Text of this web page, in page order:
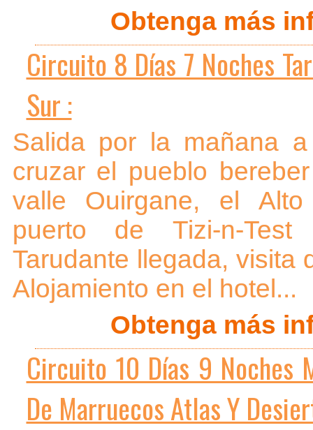
Obtenga más
Circuito 8 Días 7 Noches
Sur :
Salida por la mañana a
cruzar el pueblo
valle Ouirgane, el
puerto de Tizi-n-
Tarudante llegada, visita
Alojamiento en el hotel...
Obtenga más
Circuito 10 Días 9 Noches
De Marruecos Atlas Y